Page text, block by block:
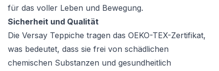
für das voller Leben und Bewegung.
Sicherheit und Qualität
Die Versay Teppiche tragen das OEKO-TEX-Zertifikat,
was bedeutet, dass sie frei von schädlichen
chemischen Substanzen und gesundheitlich